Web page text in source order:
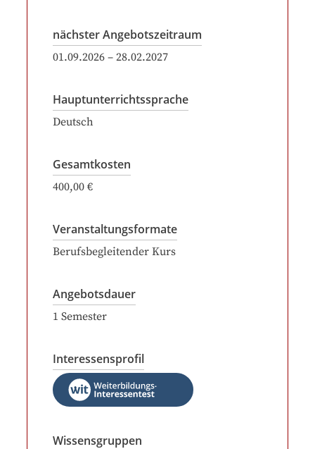
nächster Angebotszeitraum
01.09.2026 – 28.02.2027
Hauptunterrichtssprache
Deutsch
Gesamtkosten
400,00 €
Veranstaltungsformate
Berufsbegleitender Kurs
Angebotsdauer
1 Semester
Interessensprofil
Wissensgruppen